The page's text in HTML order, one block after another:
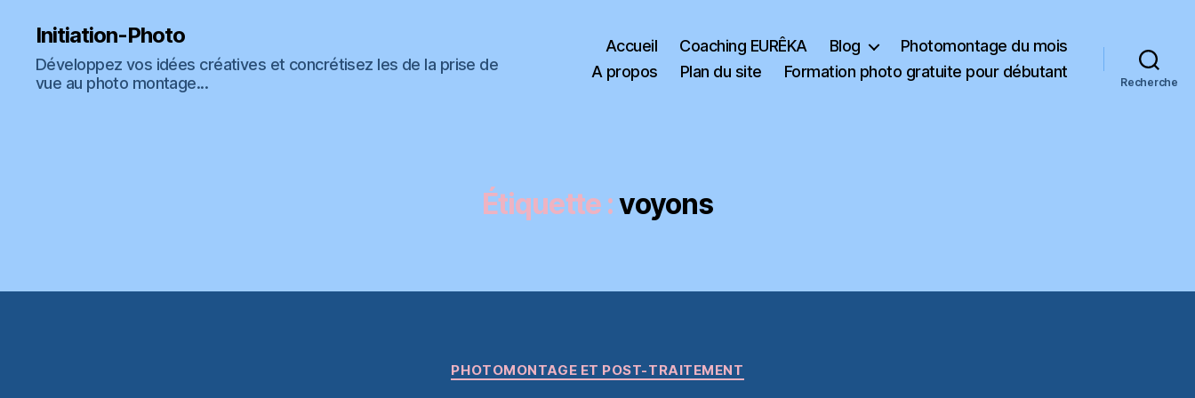
Initiation-Photo
Développez vos idées créatives et concrétisez les de la prise de
vue au photo montage...
Accueil Coaching EURÊKA Blog
Photomontage du mois
A propos
Plan du site Formation photo gratuite pour débutant
Recherche
Étiquette :voyons
Catégories
PHOTOMONTAGE ET POST-TRAITEMENT